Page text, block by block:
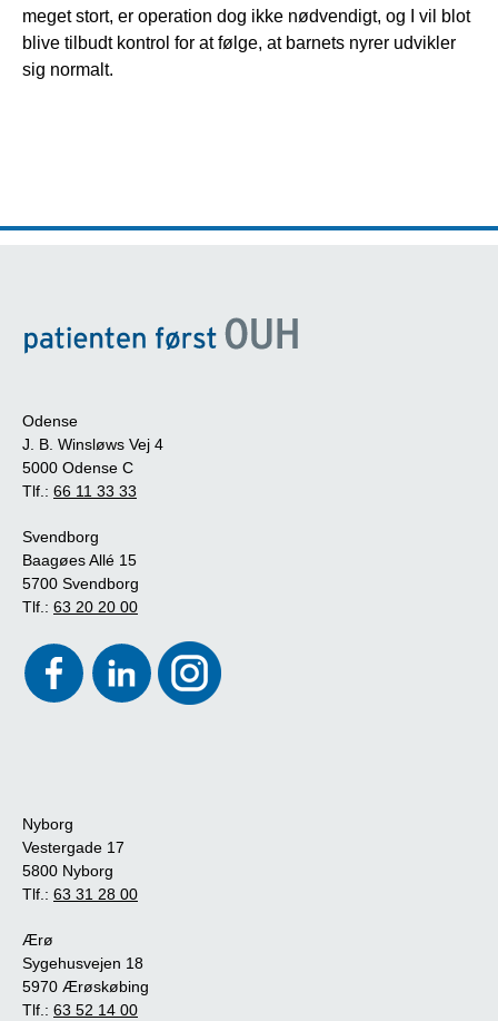
meget stort, er operation dog ikke nødvendigt, og I vil blot
blive tilbudt kontrol for at følge, at barnets nyrer udvikler
sig normalt.
Odense
J. B. Winsløws Vej 4
5000 Odense C
Tlf.: 66 11 33 33
Svendborg
Baagøes Allé 15
5700 Svendborg
Tlf.: 63 20 20 00
Nyborg
Vestergade 17
5800 Nyborg
Tlf.: 63 31 28 00
Ærø
Sygehusvejen 18
5970 Ærøskøbing
Tlf.: 63 52 14 00